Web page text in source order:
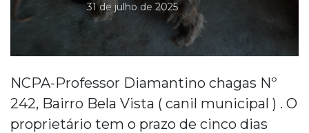
31 de julho de 2025
NCPA-Professor Diamantino chagas Nº
242, Bairro Bela Vista ( canil municipal ) . O
proprietário tem o prazo de cinco dias